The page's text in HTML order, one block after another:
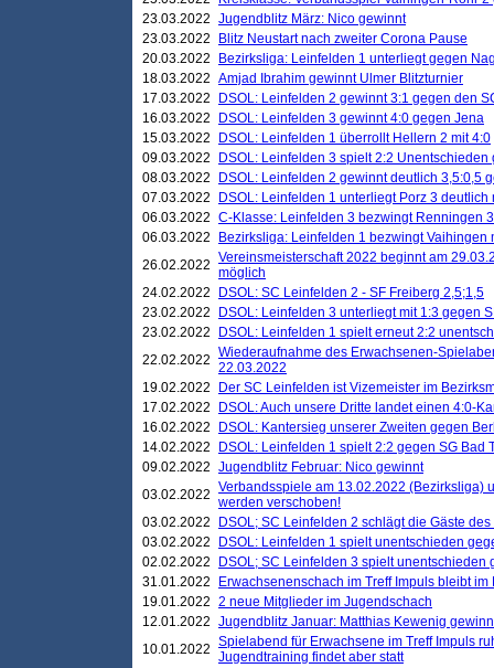
23.03.2022 Jugendblitz März: Nico gewinnt
23.03.2022
Blitz Neustart nach zweiter Corona Pause
20.03.2022
Bezirksliga: Leinfelden 1 unterliegt gegen
18.03.2022 Amjad Ibrahim gewinnt Ulmer Blitzturnier
17.03.2022
DSOL: Leinfelden 2 gewinnt 3:1 gegen den
16.03.2022
DSOL: Leinfelden 3 gewinnt 4:0 gegen Jena
15.03.2022
DSOL: Leinfelden 1 überrollt Hellern 2 mit 4:0
09.03.2022
DSOL: Leinfelden 3 spielt 2:2 Unentschieden
08.03.2022
DSOL: Leinfelden 2 gewinnt deutlich 3,5:0,5
07.03.2022
DSOL: Leinfelden 1 unterliegt Porz 3 deutlich
06.03.2022 C-Klasse: Leinfelden 3 bezwingt Renningen
06.03.2022
Bezirksliga: Leinfelden 1 bezwingt Vaihingen
26.02.2022 Vereinsmeisterschaft 2022 beginnt am
möglich
24.02.2022
DSOL: SC Leinfelden 2 - SF Freiberg 2,5;1,5
23.02.2022
DSOL: Leinfelden 3 unterliegt mit 1:3 gegen
23.02.2022
DSOL: Leinfelden 1 spielt erneut 2:2
22.02.2022 Wiederaufnahme des Erwachsenen-
22.03.2022
19.02.2022
Der SC Leinfelden ist Vizemeister im
17.02.2022
DSOL: Auch unsere Dritte landet einen 4:0-
16.02.2022
DSOL: Kantersieg unserer Zweiten gegen
14.02.2022
DSOL: Leinfelden 1 spielt 2:2 gegen SG Bad
09.02.2022 Jugendblitz Februar: Nico gewinnt
03.02.2022 Verbandsspiele am 13.02.2022 (Bezirksliga)
werden verschoben!
03.02.2022
DSOL; SC Leinfelden 2 schlägt die Gäste
03.02.2022
DSOL: Leinfelden 1 spielt unentschieden
02.02.2022
DSOL; SC Leinfelden 3 spielt unentschieden
31.01.2022
Erwachsenenschach im Treff Impuls bleibt
19.01.2022 2 neue Mitglieder im Jugendschach
12.01.2022 Jugendblitz Januar: Matthias Kewenig
10.01.2022 Spielabend für Erwachsene im Treff Impuls
Jugendtraining findet aber statt